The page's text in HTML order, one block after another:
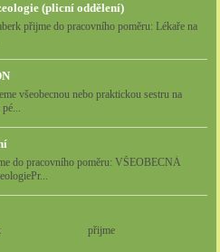
(plicní oddělení)
přijme do pracovního poměru: Lékaře na
všeobecnou nebo praktickou sestru na
do pracovního poměru: VŠEOBECNÁ
přijme